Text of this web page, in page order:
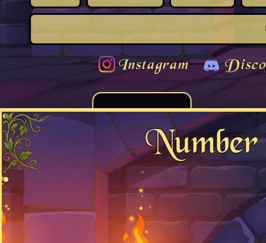
Instagram